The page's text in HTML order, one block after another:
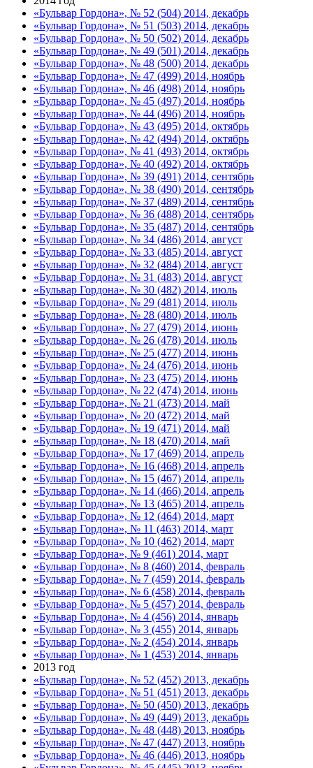
«Бульвар Гордона», № 52 (504) 2014, декабрь
«Бульвар Гордона», № 51 (503) 2014, декабрь
«Бульвар Гордона», № 50 (502) 2014, декабрь
«Бульвар Гордона», № 49 (501) 2014, декабрь
«Бульвар Гордона», № 48 (500) 2014, декабрь
«Бульвар Гордона», № 47 (499) 2014, ноябрь
«Бульвар Гордона», № 46 (498) 2014, ноябрь
«Бульвар Гордона», № 45 (497) 2014, ноябрь
«Бульвар Гордона», № 44 (496) 2014, ноябрь
«Бульвар Гордона», № 43 (495) 2014, октябрь
«Бульвар Гордона», № 42 (494) 2014, октябрь
«Бульвар Гордона», № 41 (493) 2014, октябрь
«Бульвар Гордона», № 40 (492) 2014, октябрь
«Бульвар Гордона», № 39 (491) 2014, сентябрь
«Бульвар Гордона», № 38 (490) 2014, сентябрь
«Бульвар Гордона», № 37 (489) 2014, сентябрь
«Бульвар Гордона», № 36 (488) 2014, сентябрь
«Бульвар Гордона», № 35 (487) 2014, сентябрь
«Бульвар Гордона», № 34 (486) 2014, август
«Бульвар Гордона», № 33 (485) 2014, август
«Бульвар Гордона», № 32 (484) 2014, август
«Бульвар Гордона», № 31 (483) 2014, август
«Бульвар Гордона», № 30 (482) 2014, июль
«Бульвар Гордона», № 29 (481) 2014, июль
«Бульвар Гордона», № 28 (480) 2014, июль
«Бульвар Гордона», № 27 (479) 2014, июнь
«Бульвар Гордона», № 26 (478) 2014, июль
«Бульвар Гордона», № 25 (477) 2014, июнь
«Бульвар Гордона», № 24 (476) 2014, июнь
«Бульвар Гордона», № 23 (475) 2014, июнь
«Бульвар Гордона», № 22 (474) 2014, июнь
«Бульвар Гордона», № 21 (473) 2014, май
«Бульвар Гордона», № 20 (472) 2014, май
«Бульвар Гордона», № 19 (471) 2014, май
«Бульвар Гордона», № 18 (470) 2014, май
«Бульвар Гордона», № 17 (469) 2014, апрель
«Бульвар Гордона», № 16 (468) 2014, апрель
«Бульвар Гордона», № 15 (467) 2014, апрель
«Бульвар Гордона», № 14 (466) 2014, апрель
«Бульвар Гордона», № 13 (465) 2014, апрель
«Бульвар Гордона», № 12 (464) 2014, март
«Бульвар Гордона», № 11 (463) 2014, март
«Бульвар Гордона», № 10 (462) 2014, март
«Бульвар Гордона», № 9 (461) 2014, март
«Бульвар Гордона», № 8 (460) 2014, февраль
«Бульвар Гордона», № 7 (459) 2014, февраль
«Бульвар Гордона», № 6 (458) 2014, февраль
«Бульвар Гордона», № 5 (457) 2014, февраль
«Бульвар Гордона», № 4 (456) 2014, январь
«Бульвар Гордона», № 3 (455) 2014, январь
«Бульвар Гордона», № 2 (454) 2014, январь
«Бульвар Гордона», № 1 (453) 2014, январь
2013 год
«Бульвар Гордона», № 52 (452) 2013, декабрь
«Бульвар Гордона», № 51 (451) 2013, декабрь
«Бульвар Гордона», № 50 (450) 2013, декабрь
«Бульвар Гордона», № 49 (449) 2013, декабрь
«Бульвар Гордона», № 48 (448) 2013, ноябрь
«Бульвар Гордона», № 47 (447) 2013, ноябрь
«Бульвар Гордона», № 46 (446) 2013, ноябрь